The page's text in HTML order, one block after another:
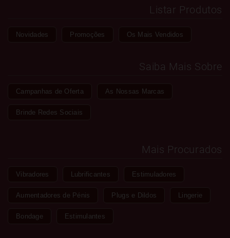
Listar Produtos
Novidades Promoções Os Mais Vendidos
Saiba Mais Sobre
Campanhas de Oferta As Nossas Marcas
Brinde Redes Sociais
Mais Procurados
Vibradores Lubrificantes Estimuladores
Aumentadores de Pénis Plugs e Dildos Lingerie
Bondage Estimulantes